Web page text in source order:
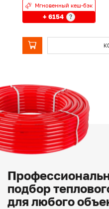
Мгновенный кеш-бэк
+ 6154 ?
подбор
для любого